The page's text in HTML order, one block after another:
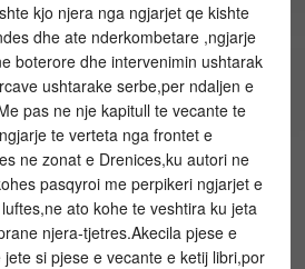
kjo njera nga ngjarjet qe kishte
dhe ate nderkombetare ,ngjarje
boterore dhe intervenimin ushtarak
ushtarake serbe,per ndaljen e
pas ne nje kapitull te vecante te
te verteta nga frontet e
ne zonat e Drenices,ku autori ne
pasqyroi me perpikeri ngjarjet e
ato kohe te veshtira ku jeta
njera-tjetres.Akecila pjese e
si pjese e vecante e ketij libri,por